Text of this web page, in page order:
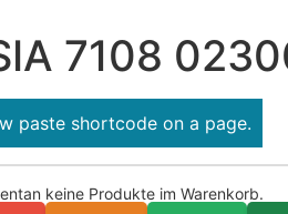
7108
paste shortcode on a page.
keine Produkte im Warenkorb.